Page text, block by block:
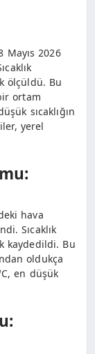
Mayıs 2026
ölçüldü. Bu
ortam
sıcaklığın
yerel
hava
Sıcaklık
kaydedildi. Bu
oldukça
en düşük